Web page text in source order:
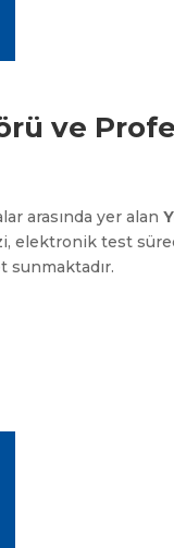
ve
arasında yer alan
elektronik test
sunmaktadır.